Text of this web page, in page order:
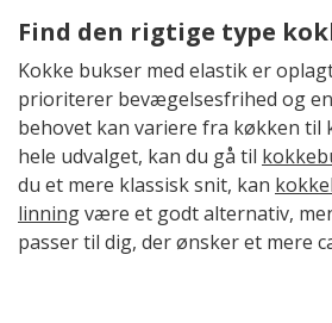
Find den rigtige type
Kokke bukser med elastik er
prioriterer bevægelsesfrihed og
behovet kan variere fra køkken til
hele udvalget, kan du gå til
du et mere klassisk snit, kan
linningvære et godt alternativ,
passer til dig, der ønsker et mere